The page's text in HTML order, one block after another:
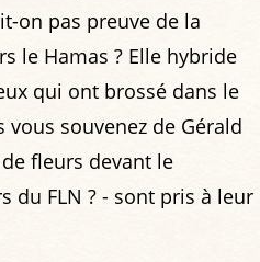
on pas preuve de la
le Hamas ? Elle hybride
qui ont brossé dans le
vous souvenez de Gérald
fleurs devant le
du FLN ? - sont pris à leur